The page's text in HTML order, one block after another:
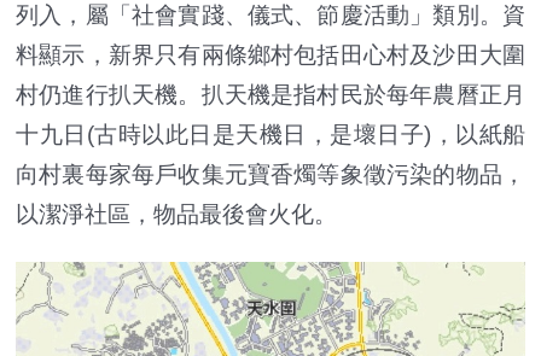
列入，屬「社會實踐、儀式、節慶活動」類別。資
料顯示，新界只有兩條鄉村包括田心村及沙田大圍
村仍進行扒天機。扒天機是指村民於每年農曆正月
十九日(古時以此日是天機日，是壞日子)，以紙船
向村裏每家每戶收集元寶香燭等象徵污染的物品，
以潔淨社區，物品最後會火化。